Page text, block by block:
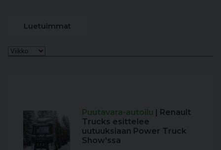
Luetuimmat
Puutavara-autoilu | Renault
Trucks esittelee
uutuuksiaan Power Truck
Show'ssa